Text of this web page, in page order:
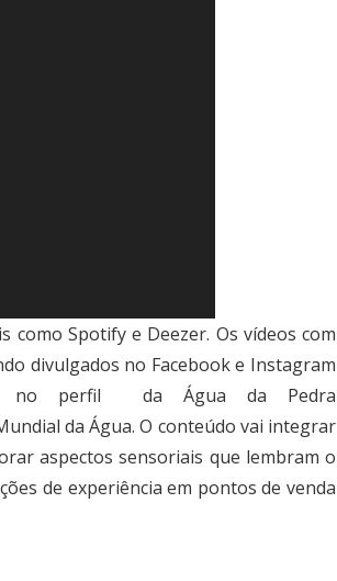
como Spotify e Deezer. Os vídeos com
divulgados no Facebook e Instagram
perfil da Água da Pedra
da Água. O conteúdo vai integrar
aspectos sensoriais que lembram o
de experiência em pontos de venda